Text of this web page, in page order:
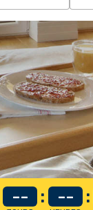
-- : -- :